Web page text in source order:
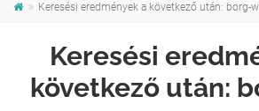
Keresési eredmények a következő után: borg-
Keresési
következő után: